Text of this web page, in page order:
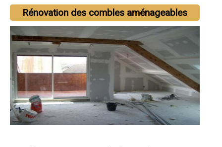
Rénovation des combles aménageables